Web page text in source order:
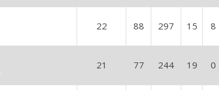
22 88 297 15 8
21 77 244 19 0